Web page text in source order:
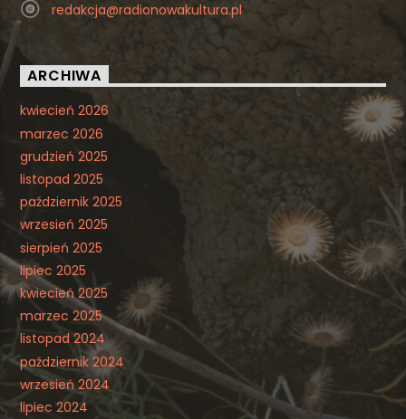
redakcja@radionowakultura.pl
ARCHIWA
kwiecień 2026
marzec 2026
grudzień 2025
listopad 2025
październik 2025
wrzesień 2025
sierpień 2025
lipiec 2025
kwiecień 2025
marzec 2025
listopad 2024
październik 2024
wrzesień 2024
lipiec 2024